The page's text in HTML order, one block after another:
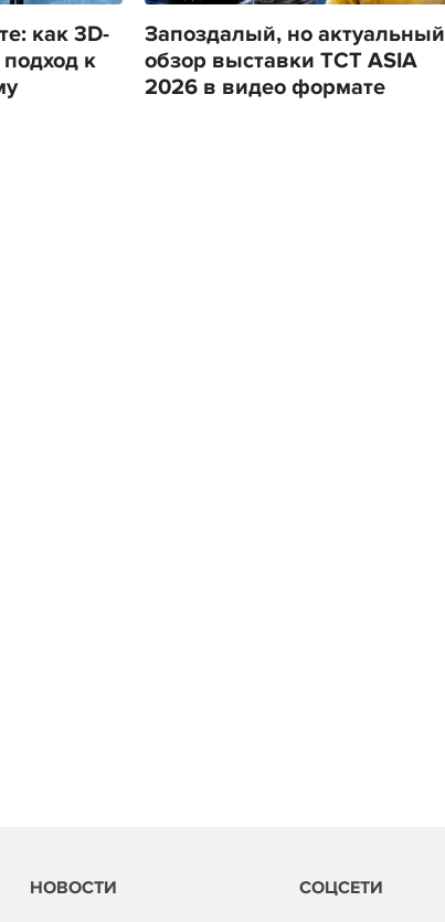
как 3D-
к
Запоздалый, но актуальный
обзор выставки TCT ASIA
2026 в видео формате
НОВОСТИ СОЦСЕТИ